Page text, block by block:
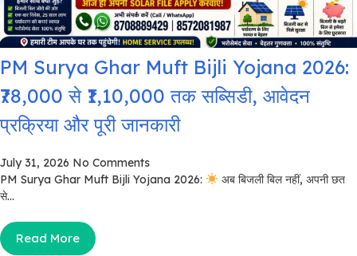
PM Surya Ghar Muft Bijli Yojana 2026:
₹78,000 से ₹1,10,000 तक सब्सिडी, आवेदन
प्रक्रिया और पूरी जानकारी
July 31, 2026 No Comments
PM Surya Ghar Muft Bijli Yojana 2026:
अब बिजली बिल नहीं, अपनी छत
से...
Read More